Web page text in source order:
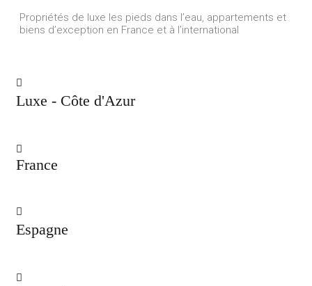
Propriétés de luxe les pieds dans l’eau, appartements et
biens d’exception en France et à l’international
Luxe - Côte d'Azur
France
Espagne